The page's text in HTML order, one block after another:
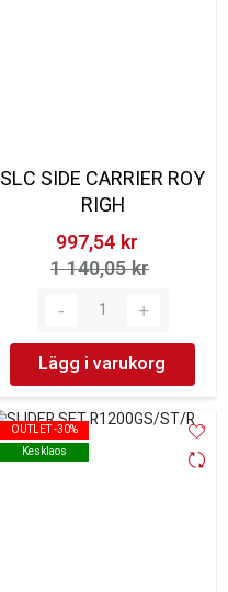
SLC SIDE CARRIER ROY
RIGH
997,54 kr‎
1 140,05 kr‎
Lägg i varukorg
OUTLET -30%
Kesklaos
OUTLET -30%
Kesklaos